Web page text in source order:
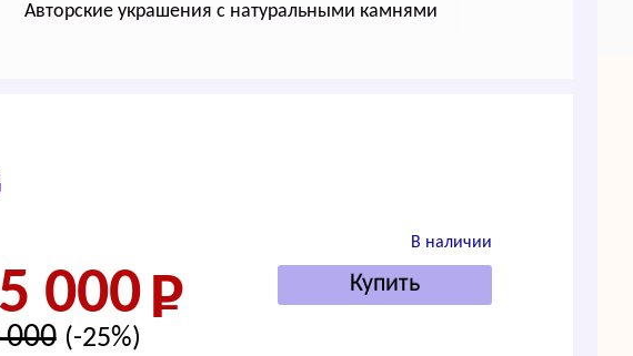
Авторские украшения с натуральными камнями
В наличии
000
(-25%)